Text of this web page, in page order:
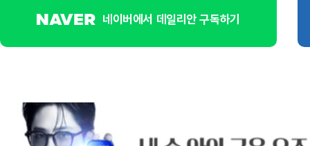
네이버에서 데일리안 구독하기